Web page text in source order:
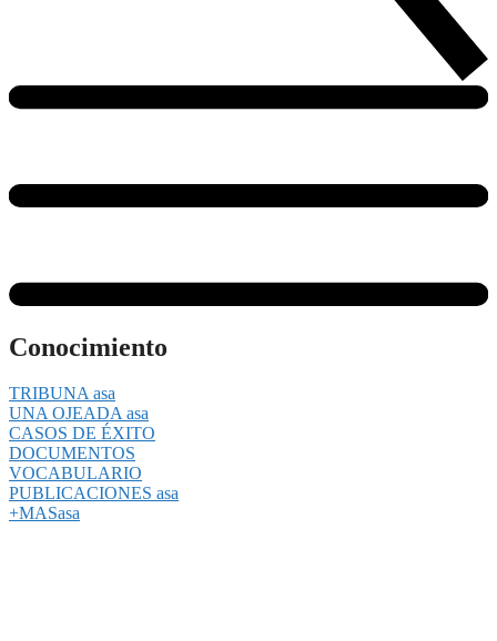
Conocimiento
TRIBUNA asa
UNA OJEADA asa
CASOS DE ÉXITO
DOCUMENTOS
VOCABULARIO
PUBLICACIONES asa
+MASasa